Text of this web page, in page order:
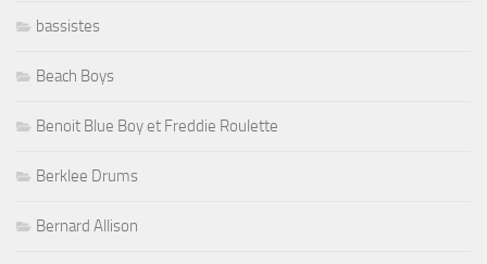
bassistes
Beach Boys
Benoit Blue Boy et Freddie Roulette
Berklee Drums
Bernard Allison